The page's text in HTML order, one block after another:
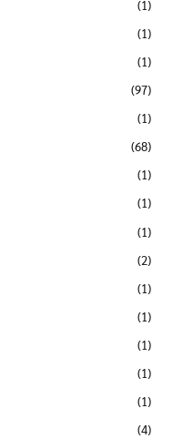
(1)
(1)
(1)
(97)
(1)
(68)
(1)
(1)
(1)
(2)
(1)
(1)
(1)
(1)
(1)
(4)